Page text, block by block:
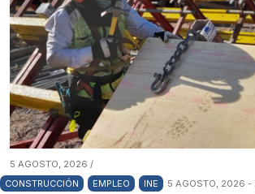
5 AGOSTO, 2026 /
CONSTRUCCIÓN
EMPLEO INE 5 AGOSTO, 2026 -